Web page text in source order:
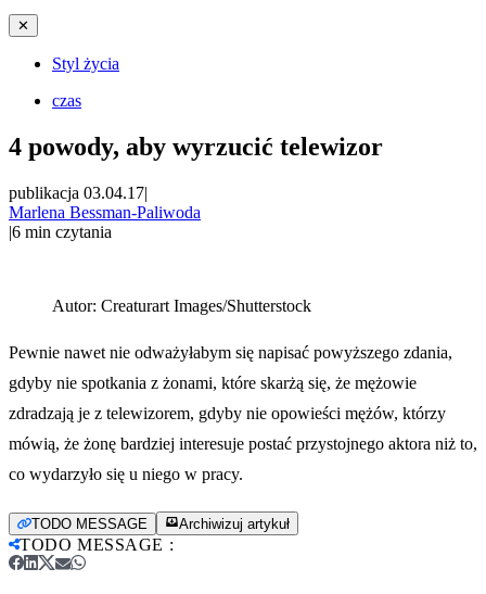
✕
Styl życia
czas
4 powody, aby wyrzucić telewizor
publikacja 03.04.17|
Marlena Bessman-Paliwoda
|6 min czytania
Autor: Creaturart Images/Shutterstock
Pewnie nawet nie odważyłabym się napisać powyższego zdania,
gdyby nie spotkania z żonami, które skarżą się, że mężowie
zdradzają je z telewizorem, gdyby nie opowieści mężów, którzy
mówią, że żonę bardziej interesuje postać przystojnego aktora niż to,
co wydarzyło się u niego w pracy.
TODO MESSAGE Archiwizuj artykuł
TODO MESSAGE :